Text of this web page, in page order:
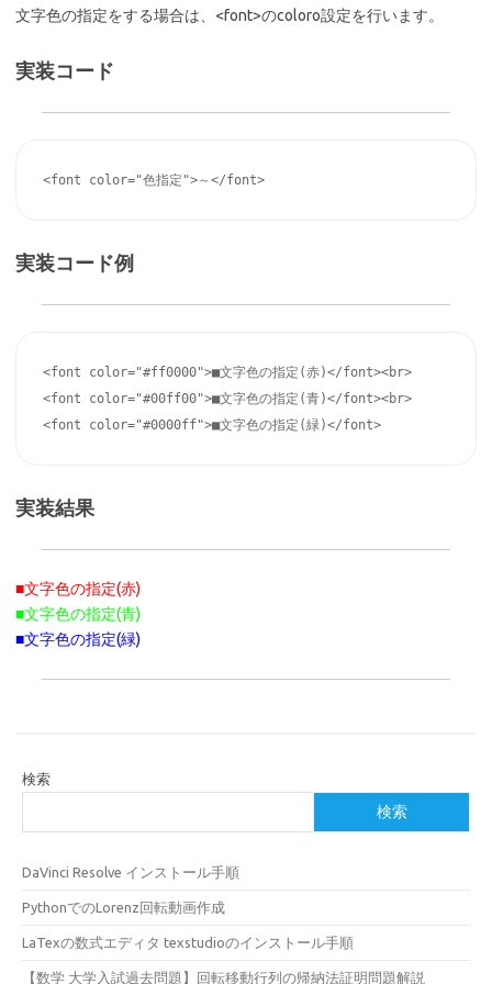
文字色の指定をする場合は、<font>のcoloro設定を行います。
実装コード
<font color="色指定">～</font>
実装コード例
<font color="#ff0000">■文字色の指定(赤)</font><br>
<font color="#00ff00">■文字色の指定(青)</font><br>
<font color="#0000ff">■文字色の指定(緑)</font>
実装結果
■文字色の指定(赤)
■文字色の指定(青)
■文字色の指定(緑)
検索
検索
DaVinci Resolve インストール手順
PythonでのLorenz回転動画作成
LaTexの数式エディタ texstudioのインストール手順
【数学 大学入試過去問題】回転移動行列の帰納法証明問題解説